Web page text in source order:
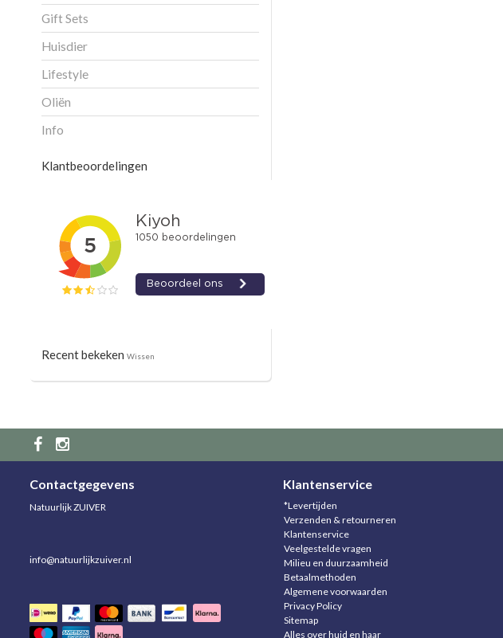
Gift Sets
Huisdier
Lifestyle
Oliën
Info
Klantbeoordelingen
Recent bekeken Wissen
Contactgegevens
Natuurlijk ZUIVER
info@natuurlijkzuiver.nl
Klantenservice
*Levertijden
Verzenden & retourneren
Klantenservice
Veelgestelde vragen
Milieu en duurzaamheid
Betaalmethoden
Algemene voorwaarden
Privacy Policy
Sitemap
Alles over huid en haar